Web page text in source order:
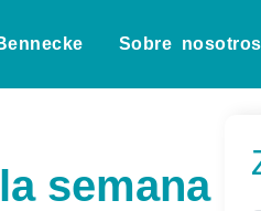
Sobre nosotros
semana